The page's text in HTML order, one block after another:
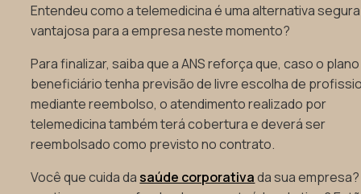
Entendeu como a telemedicina é uma alternativa
vantajosa para a empresa neste momento?
Para finalizar, saiba que a ANS reforça que, caso o
beneficiário tenha previsão de livre escolha de
mediante reembolso, o atendimento realizado por
telemedicina tambémterá cobertura e deverá ser
reembolsado como previsto no contrato.
Você que cuida dasaúde corporativada sua